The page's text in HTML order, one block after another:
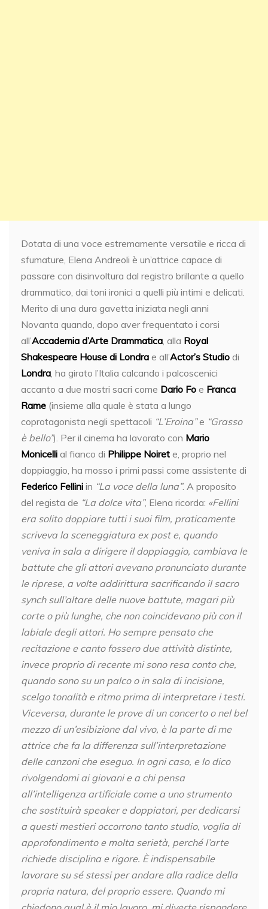
Dotata di una voce estremamente versatile e ricca di
sfumature, Elena Andreoli è un’attrice capace di
passare con disinvoltura dal registro brillante a quello
drammatico, dai toni ironici a quelli più intimi e delicati.
Merito di una dura gavetta iniziata negli anni
Novanta quando, dopo aver frequentato i corsi
all’Accademia d’Arte Drammatica, alla Royal
Shakespeare House di Londra e all’Actor’s Studio di
Londra, ha girato l’Italia calcando i palcoscenici
accanto a due mostri sacri come Dario Fo e Franca
Rame (insieme alla quale è stata a lungo
coprotagonista negli spettacoli “L’Eroina”e “Grasso
è bello”). Per il cinema ha lavorato con Mario
Monicelli al fianco di Philippe Noiret e, proprio nel
doppiaggio, ha mosso i primi passi come assistente di
Federico Fellini in “La voce della luna”. A proposito
del regista de “La dolce vita”, Elena ricorda: «Fellini
era solito doppiare tutti i suoi film, praticamente
scriveva la sceneggiatura ex post e, quando
veniva in sala a dirigere il doppiaggio, cambiava le
battute che gli attori avevano pronunciato durante
le riprese, a volte addirittura sacrificando il sacro
synch sull’altare delle nuove battute, magari più
corte o più lunghe, che non coincidevano più con il
labiale degli attori. Ho sempre pensato che
recitazione e canto fossero due attività distinte,
invece proprio di recente mi sono resa conto che,
quando sono su un palco o in sala di incisione,
scelgo tonalità e ritmo prima di interpretare i testi.
Viceversa, durante le prove di un concerto o nel bel
mezzo di un’esibizione dal vivo, è la parte di me
attrice che fa la differenza sull’interpretazione
delle canzoni che eseguo. In ogni caso, e lo dico
rivolgendomi ai giovani e a chi pensa
all’intelligenza artificiale come a uno strumento
che sostituirà speaker e doppiatori, per dedicarsi
a questi mestieri occorrono tanto studio, voglia di
approfondimento e molta serietà, perché l’arte
richiede disciplina e rigore. È indispensabile
lavorare su sé stessi per andare alla radice della
propria natura, del proprio essere. Quando mi